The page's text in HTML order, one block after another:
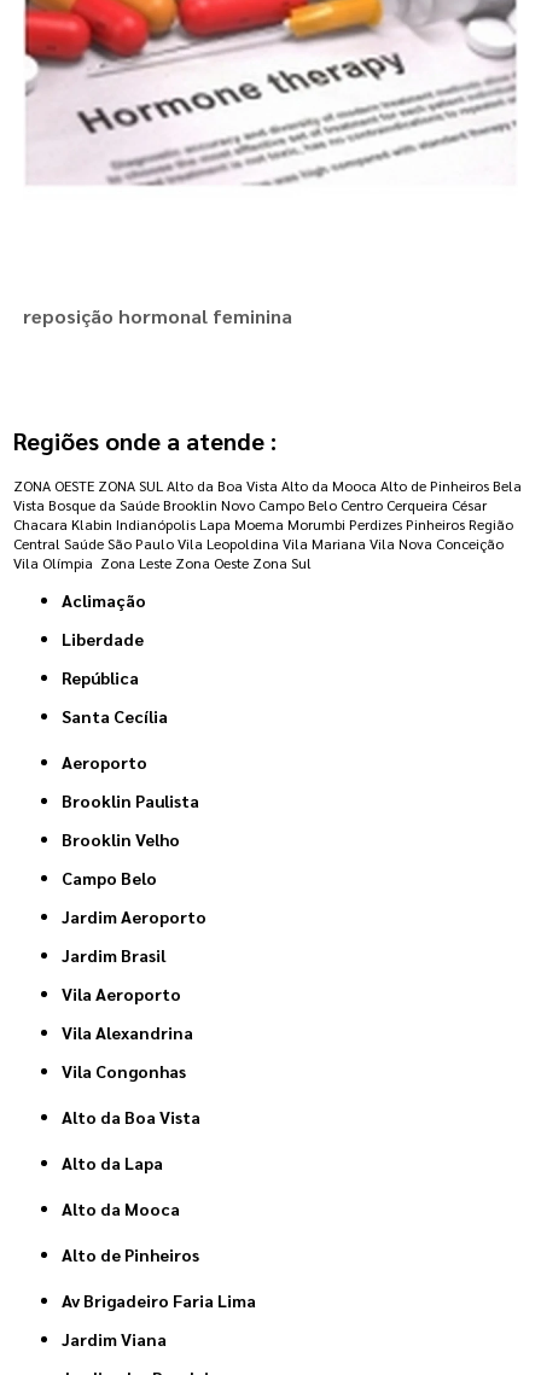
reposição hormonal feminina
Regiões onde a atende :
ZONA OESTE ZONA SUL Alto da Boa Vista Alto da Mooca Alto de Pinheiros Bela
Vista Bosque da Saúde Brooklin Novo Campo Belo Centro Cerqueira César
Chacara Klabin Indianópolis Lapa Moema Morumbi Perdizes Pinheiros Região
Central Saúde São Paulo Vila Leopoldina Vila Mariana Vila Nova Conceição
Vila Olímpia Zona Leste Zona Oeste Zona Sul
Aclimação
Liberdade
República
Santa Cecília
Aeroporto
Brooklin Paulista
Brooklin Velho
Campo Belo
Jardim Aeroporto
Jardim Brasil
Vila Aeroporto
Vila Alexandrina
Vila Congonhas
Alto da Boa Vista
Alto da Lapa
Alto da Mooca
Alto de Pinheiros
Av Brigadeiro Faria Lima
Jardim Viana